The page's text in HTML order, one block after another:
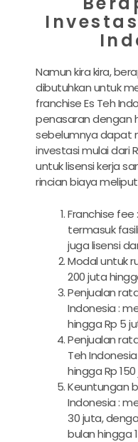
Namun kira kira,
dibutuhkan untuk
franchise Es Teh
penasaran dengan
sebelumnya dapat
investasi mulai dari
untuk lisensi kerja
rincian biaya
Franchise fee
termasuk
juga lisensi
Modal untuk
200 juta
Penjualan
Indonesia :
hingga Rp 5
Penjualan
Teh
hingga Rp
Keuntungan
Indonesia :
30 juta,
bulan hingga